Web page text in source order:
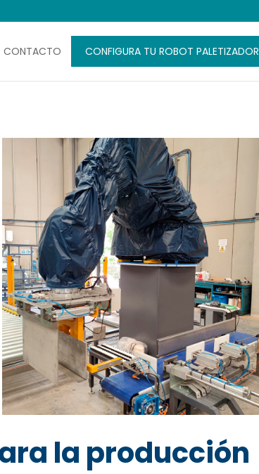
CONTACTO CONFIGURA TU ROBOT PALETIZADOR
la producción